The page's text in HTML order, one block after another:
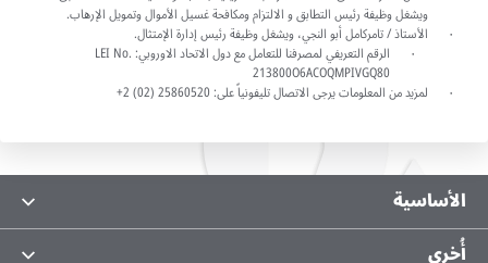
ويشغل وظيفة رئيس التطابق و الالتزام ومكافحة غسيل الأموال وتمويل الإرهاب.
الأستاذ / تامركامل أبو النجي، ويشغل وظيفة رئيس إدارة الإمتثال.
الرقم التعريفي لمصرفنا للتعامل مع دول الاتحاد الاوروبي: LEI No.
213800O6ACOQMPIVGQ80
لمزيد من المعلومات يرجى الاتصال تليفونياً على: 25860520 (02) 2+
الأساسية
معلومات عنا
أُخرى